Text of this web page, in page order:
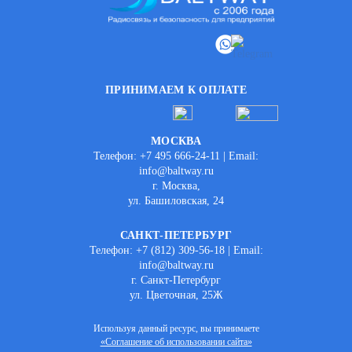
ПРИНИМАЕМ К ОПЛАТЕ
МОСКВА
Телефон: +7 495 666-24-11 | Email:
info@baltway.ru
г. Москва,
ул. Башиловская, 24
САНКТ-ПЕТЕРБУРГ
Телефон: +7 (812) 309-56-18 | Email:
info@baltway.ru
г. Санкт-Петербург
ул. Цветочная, 25Ж
Используя данный ресурс, вы принимаете
«Соглашение об использовании сайта»